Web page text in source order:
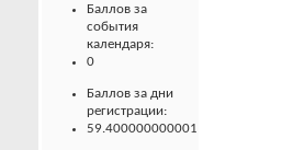
Баллов за
события
календаря:
0
Баллов за дни
регистрации:
59.400000000001